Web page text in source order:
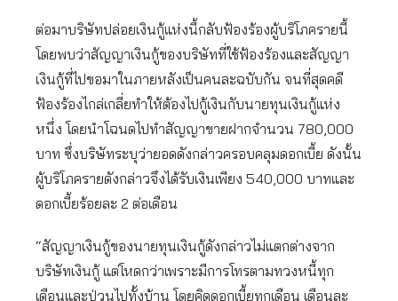
ต่อมาบริษัทปล่อยเงินกู้แห่งนี้กลับฟ้องร้องผู้บริโภครายนี้
โดยพบว่าสัญญาเงินกู้ของบริษัทที่ใช้ฟ้องร้องและสัญญา
เงินกู้ที่ไปขอมาในภายหลังเป็นคนละฉบับกัน จนที่สุดคดี
ฟ้องร้องไกล่เกลี่ยทำให้ต้องไปกู้เงินกับนายทุนเงินกู้แห่ง
หนึ่ง โดยนำโฉนดไปทำสัญญาขายฝากจำนวน 780,000
บาท ซึ่งบริษัทระบุว่ายอดดังกล่าวครอบคลุมดอกเบี้ย ดังนั้น
ผู้บริโภครายดังกล่าวจึงได้รับเงินเพียง 540,000 บาทและ
ดอกเบี้ยร้อยละ 2 ต่อเดือน
“สัญญาเงินกู้ของนายทุนเงินกู้ดังกล่าวไม่แตกต่างจาก
บริษัทเงินกู้ แต่โหดกว่าเพราะมีการโทรตามทวงหนี้ทุก
เดือนและป่วนไปทั้งบ้าน โดยคิดดอกเบี้ยทุกเดือน เดือนละ